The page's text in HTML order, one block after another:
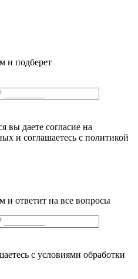
и подберет
вы даете согласие на
и соглашаетесь с политикой
и ответит на все вопросы
с условиями обработки